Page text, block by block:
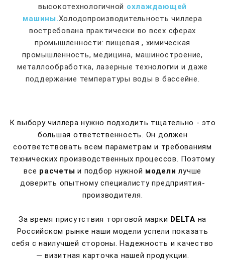
высокотехнологичной охлаждающей
машины.Холодопроизводительность чиллера
востребована практически во всех сферах
промышленности: пищевая , химическая
промышленность, медицина, машиностроение,
металлообработка, лазерные технологии и даже
поддержание температуры воды в бассейне.
К выбору чиллера нужно подходить тщательно - это
большая ответственность. Он должен
соответствовать всем параметрам и требованиям
технических производственных процессов. Поэтому
все расчеты и подбор нужной модели лучше
доверить опытному специалисту предприятия-
производителя.
За время присутствия торговой марки DELTA на
Российском рынке наши модели успели показать
себя с наилучшей стороны. Надежность и качество
— визитная карточка нашей продукции.